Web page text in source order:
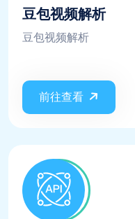
豆包视频解析
豆包视频解析
前往查看